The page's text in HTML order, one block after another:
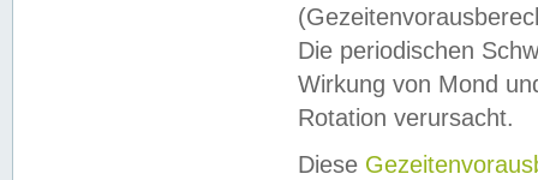
Die periodischen
Wirkung von Mond
Rotation verursacht.
Diese